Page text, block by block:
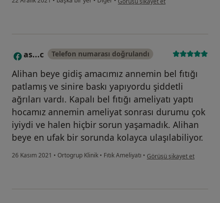
A as...c Telefon numarası doğrulandı
Alihan beye gidiş amacımız annemin bel fıtığı
patlamış ve sinire baskı yapıyordu şiddetli
ağrıları vardı. Kapalı bel fıtığı ameliyatı yaptı
hocamız annemin ameliyat sonrası durumu çok
iyiydi ve halen hiçbir sorun yaşamadık. Alihan
beye en ufak bir sorunda kolayca ulaşılabiliyor.
26 Kasım 2021 • Ortogrup Klinik • Fıtık Ameliyatı • kullanıcının görüşüne
Görüşü şikayet et